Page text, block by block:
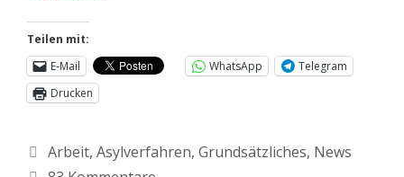
Teilen mit:
E-Mail
WhatsApp
Telegram
Drucken
Arbeit, Asylverfahren, Grundsätzliches, News